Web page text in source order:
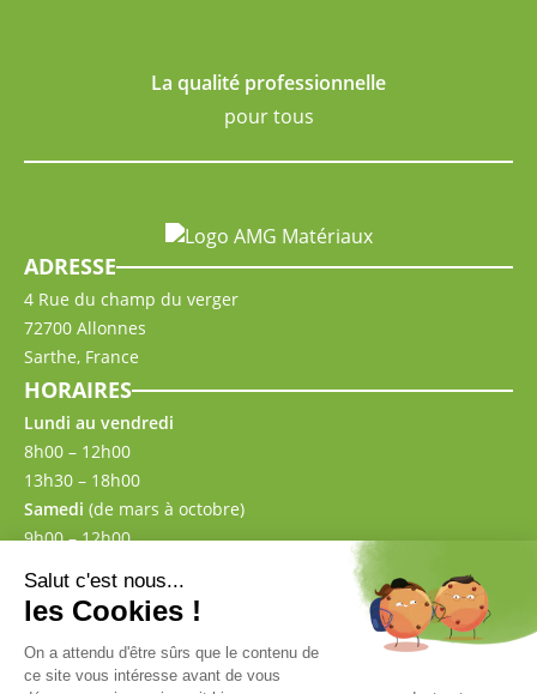
La qualité professionnelle
pour tous
ADRESSE
4 Rue du champ du verger
72700 Allonnes
Sarthe, France
HORAIRES
Lundi au vendredi
8h00 – 12h00
13h30 – 18h00
Samedi (de mars à octobre)
9h00 – 12h00